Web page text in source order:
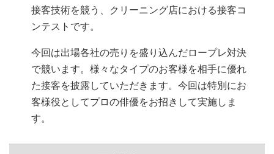
接客技術を競う、クリーニング店における接客コ
ンテストです。
今回は出場各社の売りを盛り込んだロープレ対決
で競います。様々なタイプのお客様を相手に優れ
た接客を披露していただきます。今回は特別にお
客様役としてプロの俳優をお招きして実施しま
す。